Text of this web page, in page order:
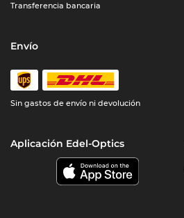
Transferencia bancaria
Envío
Sin gastos de envío ni devolución
Aplicación Edel-Optics